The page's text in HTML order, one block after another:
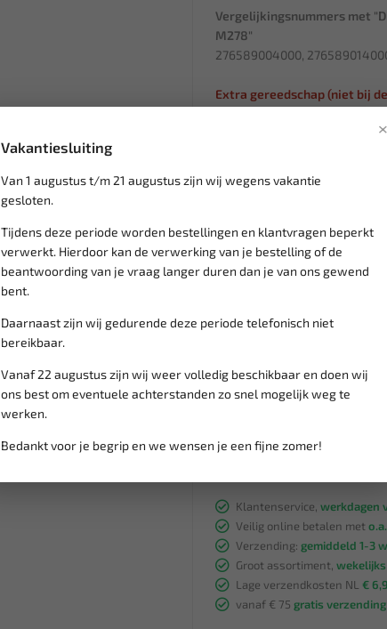
×
Vakantiesluiting
Van 1 augustus t/m 21 augustus zijn wij wegens vakantie
gesloten.
Tijdens deze periode worden bestellingen en klantvragen beperkt
verwerkt. Hierdoor kan de verwerking van je bestelling of de
beantwoording van je vraag langer duren dan je van ons gewend
bent.
Daarnaast zijn wij gedurende deze periode telefonisch niet
bereikbaar.
Vanaf 22 augustus zijn wij weer volledig beschikbaar en doen wij
ons best om eventuele achterstanden zo snel mogelijk weg te
werken.
Bedankt voor je begrip en we wensen je een fijne zomer!
Vergelijkingsnummers met
M278"
276589004000,
Extra gereedschap (niet bij
Artikelnr. 118876
zoals Mercedes
Art.nr. 66008
kettingglijrailbouten
Art.nr. 116113 Hamer
Art.nr. 106706
Mercedes
Art.nr. 115272
artikelnr . 116166
Art.nr. 112471
Klantenservice, werkdagen
Veilig online betalen met
Verzending: gemiddeld 1-3
Groot assortiment,
Lage verzendkosten NL €
vanaf € 75 gratis verzending